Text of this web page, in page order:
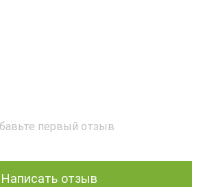
первый отзыв
Написать отзыв